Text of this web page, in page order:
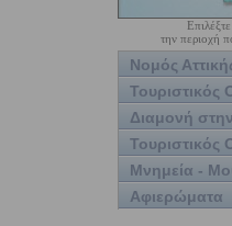
την περιοχή
Νομός
Τουριστικός
Διαμονή
Τουριστικός
Μνημεία -
Αφιερώματα